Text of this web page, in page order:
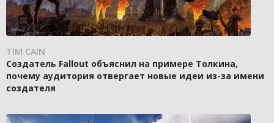
TIM CAIN
Создатель Fallout объяснил на примере Толкина,
почему аудитория отвергает новые идеи из-за имени
создателя